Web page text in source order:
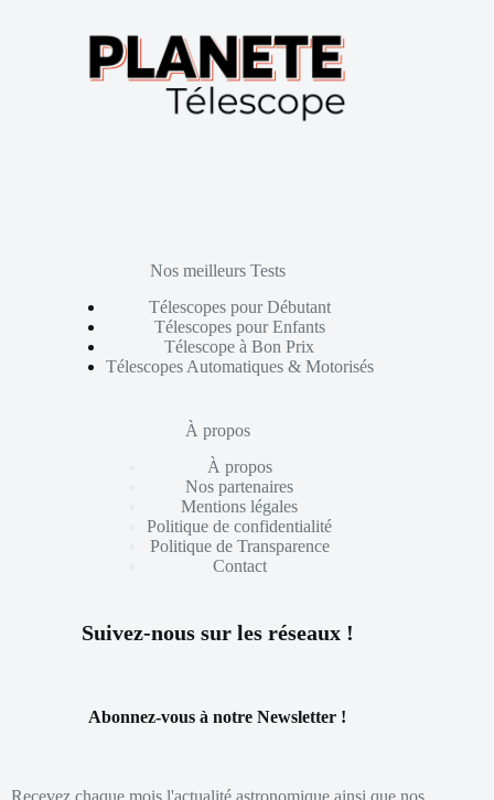
Nos meilleurs Tests
Télescopes pour Débutant
Télescopes pour Enfants
Télescope à Bon Prix
Télescopes Automatiques & Motorisés
À propos
À propos
Nos partenaires
Mentions légales
Politique de confidentialité
Politique de Transparence
Contact
Suivez-nous sur les réseaux !
Abonnez-vous à notre Newsletter !